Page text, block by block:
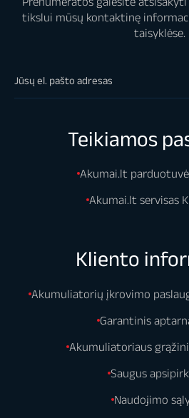
tikslui mūsų kontaktinę
taisyklėse.
Teikiamos
Akumai.lt
Akumai.lt servisas
Kliento
Akumuliatorių įkrovimo
Garantinis
Akumuliatoriaus
Saugus
Naudojimo